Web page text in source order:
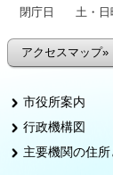
閉庁日
土・日
アクセスマップ»
市役所案内
行政機構図
主要機関の住